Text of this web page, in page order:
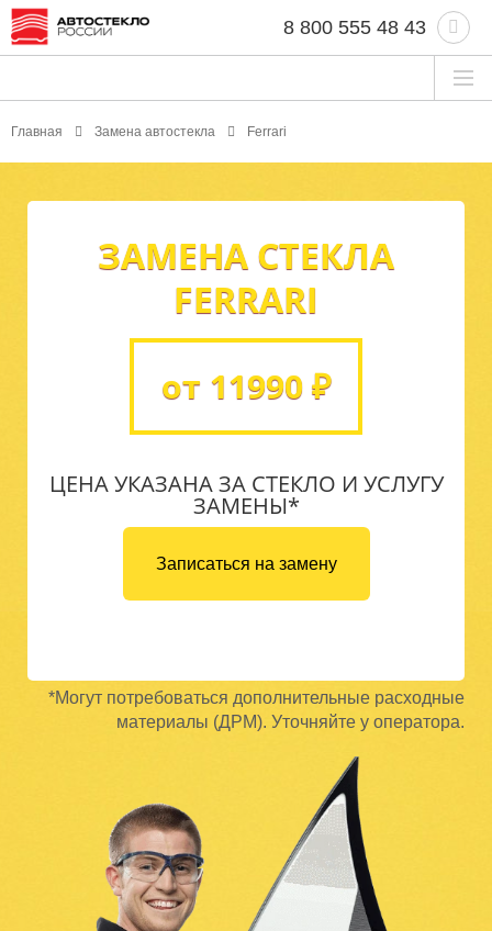
8 800 555 48 43
Главная Замена автостекла Ferrari
ЗАМЕНА СТЕКЛА
FERRARI
от 11990 ₽
ЦЕНА УКАЗАНА ЗА СТЕКЛО И УСЛУГУ
ЗАМЕНЫ*
Записаться на замену
*Могут потребоваться дополнительные расходные
материалы (ДРМ). Уточняйте у оператора.